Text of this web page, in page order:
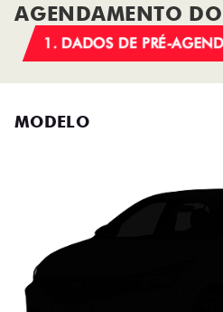
AGENDAMENTO DO
1. DADOS DE PRÉ-
MODELO